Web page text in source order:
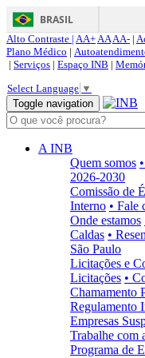
BRASIL
Alto Contraste | AA+AAAA- |
Plano Médico |
| Serviços | Espaço INB |
Select Language ▼
Toggle navigation
A INB
Quem somos
2026-2030
Comissão de
Interno • Fale
Onde estamos
Caldas •
São Paulo
Licitações e
Licitações •
Chamamento
Regulamento
Empresas
Trabalhe com
Programa de